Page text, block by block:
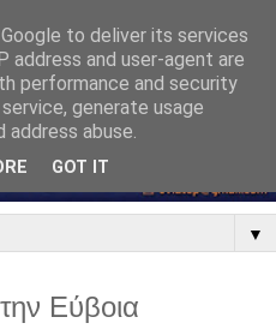
▼
Εύβοια
to deliver its services
address and user-agent are
performance and security
generate usage
abuse.
GOT IT